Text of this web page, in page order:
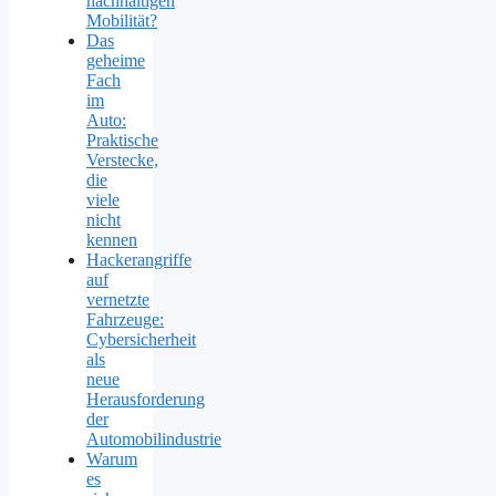
Mobilität?
Das
geheime
Fach
im
Auto:
Praktische
Verstecke,
die
viele
nicht
kennen
Hackerangriffe
auf
vernetzte
Fahrzeuge:
Cybersicherheit
als
neue
Herausforderung
der
Automobilindustrie
Warum
es